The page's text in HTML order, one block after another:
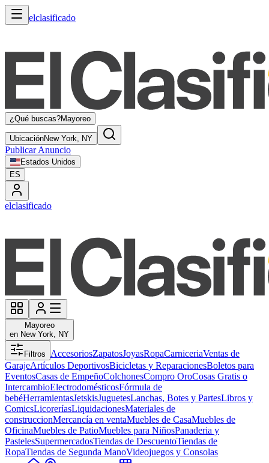
elclasificado
¿Qué buscas?Mayoreo
UbicaciónNew York, NY
Publicar Anuncio
Estados Unidos
ES
elclasificado
Mayoreo
en New York, NY
Filtros AccesoriosZapatosJoyasRopaCarniceriaVentas de
GarajeArtículos DeportivosBicicletas y ReparacionesBoletos para
EventosCasas de EmpeñoColchonesCompro OroCosas Gratis o
IntercambioElectrodomésticosFórmula de
bebéHerramientasJetskisJuguetesLanchas, Botes y PartesLibros y
ComicsLicoreríasLiquidacionesMateriales de
construccionMercancía en ventaMuebles de CasaMuebles de
OficinaMuebles de PatioMuebles para NiñosPanaderia y
PastelesSupermercadosTiendas de DescuentoTiendas de
RopaTiendas de Segunda ManoVideojuegos y Consolas